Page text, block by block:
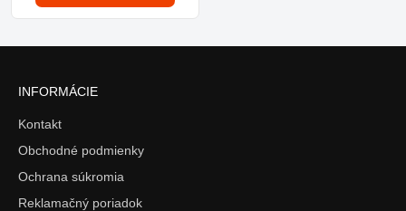
INFORMÁCIE
Kontakt
Obchodné podmienky
Ochrana súkromia
Reklamačný poriadok